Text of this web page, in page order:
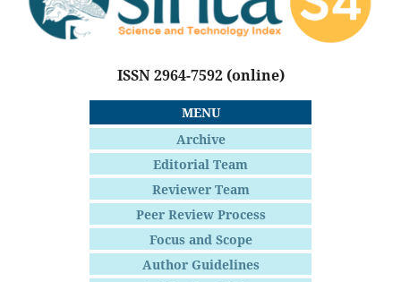
ISSN 2964-7592(online)
MENU
Archive
Editorial Team
Reviewer Team
Peer Review Process
Focus and Scope
Author Guidelines